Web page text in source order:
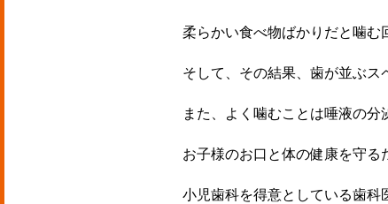
柔らかい食べ物ばかりだと噛む
そして、その結果、歯が並ぶ
また、よく噛むことは唾液の分
お子様のお口と体の健康を守る
小児歯科を得意としている歯科